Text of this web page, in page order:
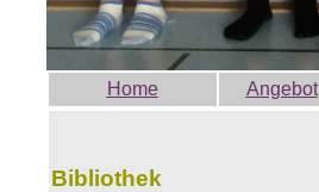
Home Angebot
Bibliothek